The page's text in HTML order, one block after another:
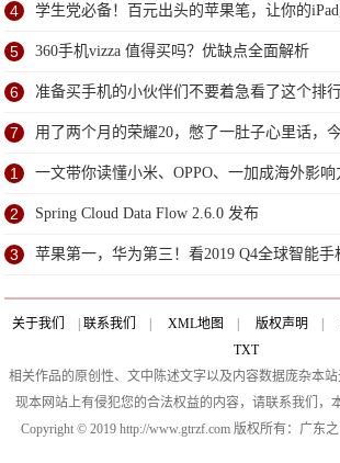
研
4 学生党必备！百元出头的苹果笔，让你的
5 360手机vizza 值得买吗？优缺点全面解析
6 准备买手机的小伙伴们不要着急看了这个排
机吧
7 用了两个月的荣耀20，憋了一肚子心里话，
1 一文带你读懂小米、OPPO、一加成海外影响
2 Spring Cloud Data Flow 2.6.0 发布
3 苹果第一，华为第三！看2019 Q4全球智能手
关于我们 联系我们 XML地图 版权声明
TXT
相关作品的原创性、文中陈述文字以及内容数据庞杂本
现本网站上有侵犯您的合法权益的内容，请联系我们，
Copyright © 2019 http://www.gtrzf.com 版权所有：广东